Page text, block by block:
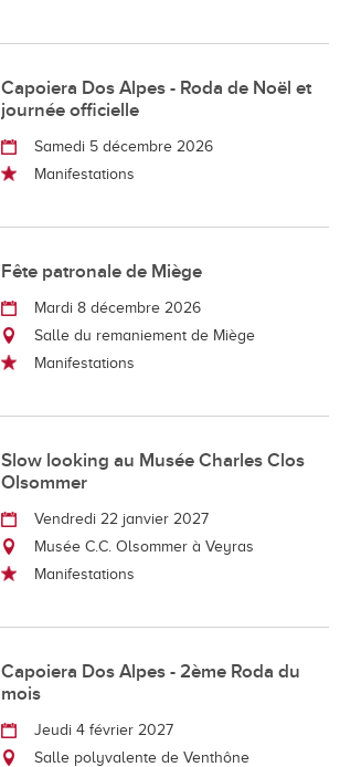
Capoiera Dos Alpes - Roda de Noël et
journée officielle
Samedi 5 décembre 2026
Manifestations
Fête patronale de Miège
Mardi 8 décembre 2026
Salle du remaniement de Miège
Manifestations
Slow looking au Musée Charles Clos
Olsommer
Vendredi 22 janvier 2027
Musée C.C. Olsommer à Veyras
Manifestations
Capoiera Dos Alpes - 2ème Roda du
mois
Jeudi 4 février 2027
Salle polyvalente de Venthône